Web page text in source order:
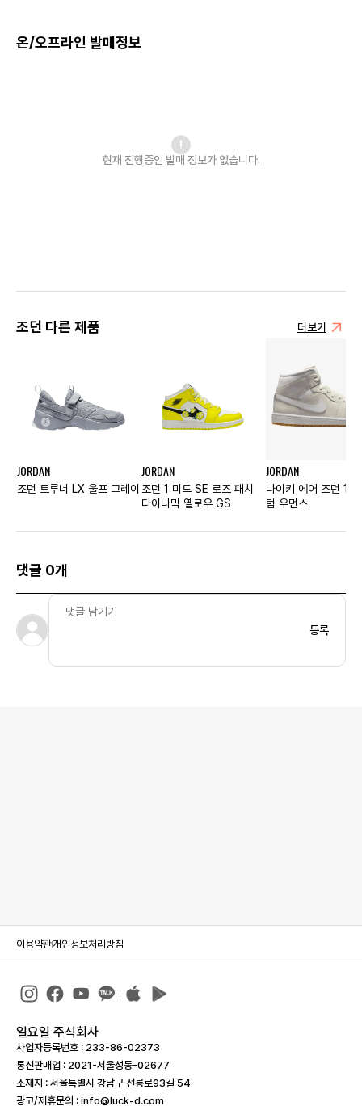
온/오프라인 발매정보
현재 진행중인 발매 정보가 없습니다.
조던 다른 제품 더보기
JORDAN
조던 트루너 LX 울프 그레이
JORDAN
조던 1 미드 SE 로즈 패치
다이나믹 옐로우 GS
JORDAN
나이키 에어 조던 1
텀 우먼스
댓글 0개
등록
이용약관개인정보처리방침
일요일 주식회사
사업자등록번호 : 233-86-023­73
통신판매업 : 2021-서울성동-02677
소재지 : 서울특별시 강남구 선릉로93길 54
광고/제휴문의 : info@luck-d.com